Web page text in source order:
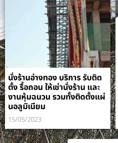
นั่งร้านอ่างทอง บริการ รับติด
ตั้ง รื้อถอน ให้เช่านั่งร้าน และ
งานหุ้มฉนวน รวมทั้งติดตั้งแผ่
นอลูมิเนียม
15/05/2023